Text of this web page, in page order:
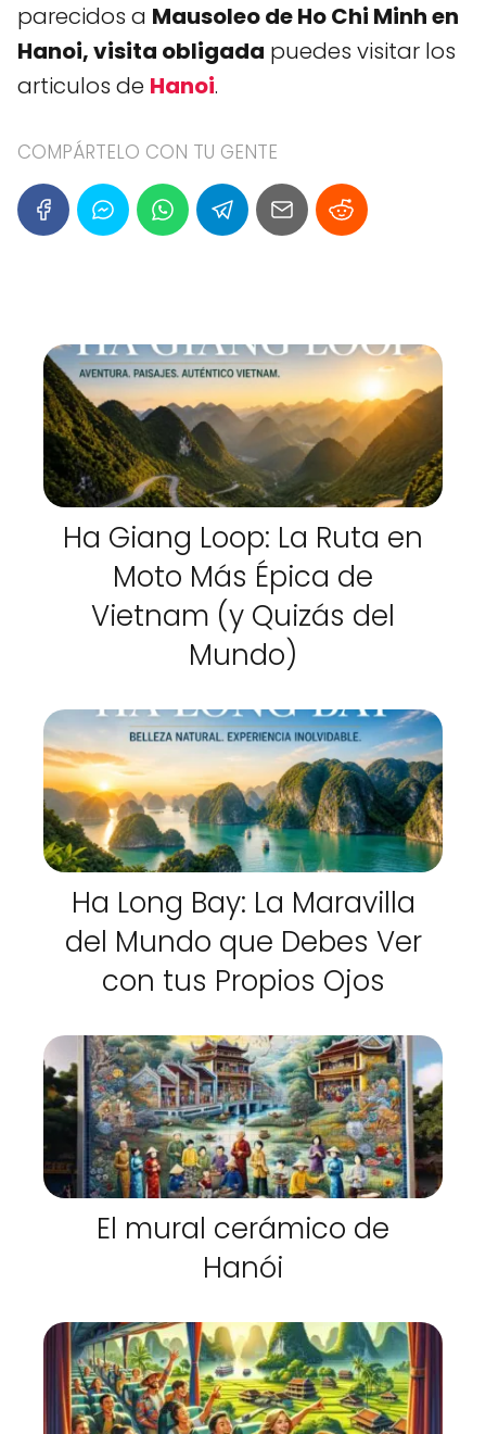
parecidos a Mausoleo de Ho Chi Minh en
Hanoi, visita obligada puedes visitar los
articulos de Hanoi.
COMPÁRTELO CON TU GENTE
Ha Giang Loop: La Ruta en
Moto Más Épica de
Vietnam (y Quizás del
Mundo)
Ha Long Bay: La Maravilla
del Mundo que Debes Ver
con tus Propios Ojos
El mural cerámico de
Hanói